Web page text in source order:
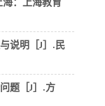
：上海教育
说明［J］.民
题［J］.方